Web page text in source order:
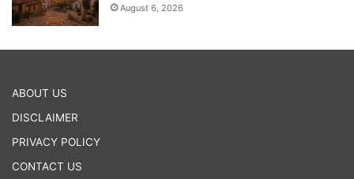
August 6, 2026
ABOUT US
DISCLAIMER
PRIVACY POLICY
CONTACT US